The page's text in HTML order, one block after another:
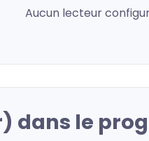
Aucun lecteur
dans le